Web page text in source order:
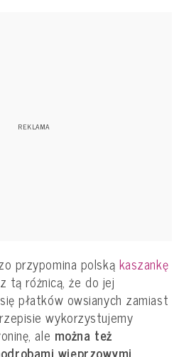
przypomina polską kaszankę
tą różnicą, że do jej
płatków owsianych zamiast
wykorzystujemy
ale można też
wieprzowymi,